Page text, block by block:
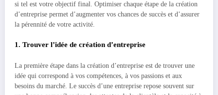
si tel est votre objectif final. Optimiser chaque étape de la création
d’entreprise permet d’augmenter vos chances de succès et d’assurer
la pérennité de votre activité.
1. Trouver l’idée de création d’entreprise
La première étape dans la création d’entreprise est de trouver une
idée qui correspond à vos compétences, à vos passions et aux
besoins du marché. Le succès d’une entreprise repose souvent sur